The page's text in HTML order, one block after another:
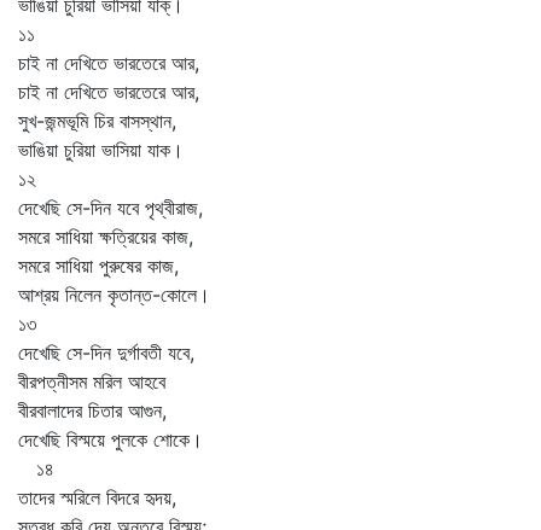
ভাঙিয়া চুরিয়া ভাসিয়া যাক্‌।
১১
চাই না দেখিতে ভারতেরে আর,
চাই না দেখিতে ভারতেরে আর,
সুখ-জন্মভূমি চির বাসস্থান,
ভাঙিয়া চুরিয়া ভাসিয়া যাক।
১২
দেখেছি সে-দিন যবে পৃথ্বীরাজ,
সমরে সাধিয়া ক্ষত্রিয়ের কাজ,
সমরে সাধিয়া পুরুষের কাজ,
আশ্রয় নিলেন কৃতান্ত-কোলে।
১৩
দেখেছি সে-দিন দুর্গাবতী যবে,
বীরপত্নীসম মরিল আহবে
বীরবালাদের চিতার আগুন,
দেখেছি বিস্ময়ে পুলকে শোকে।
১৪
তাদের স্মরিলে বিদরে হৃদয়,